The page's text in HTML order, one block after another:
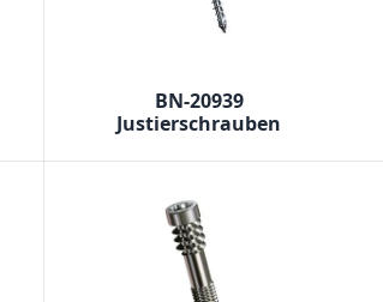
BN-20939
Justierschrauben